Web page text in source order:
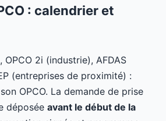
: calendrier et
OPCO 2i (industrie), AFDAS
(entreprises de proximité) :
OPCO. La demande de prise
déposée avant le début de la